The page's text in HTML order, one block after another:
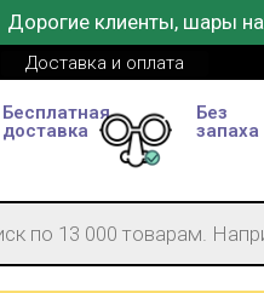
Дорогие клиенты, шары
Доставка и оплата
Бесплатная
доставка
Без
запаха